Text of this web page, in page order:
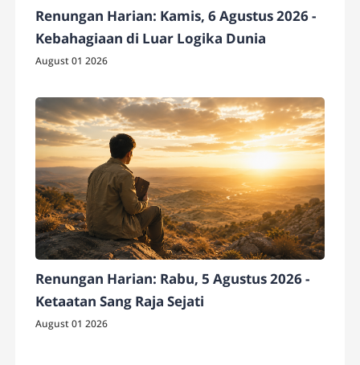
Renungan Harian: Kamis, 6 Agustus 2026 -
Kebahagiaan di Luar Logika Dunia
August 01 2026
Renungan Harian: Rabu, 5 Agustus 2026 -
Ketaatan Sang Raja Sejati
August 01 2026